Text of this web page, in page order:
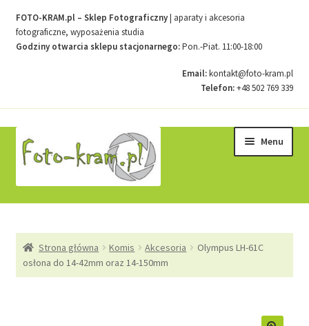
FOTO-KRAM.pl – Sklep Fotograficzny| aparaty i akcesoria
fotograficzne, wyposażenia studia
Godziny otwarcia sklepu stacjonarnego:Pon.-Piat. 11:00-18:00
Email:kontakt@foto-kram.pl
Telefon:+48 502 769 339
do
nawigacji
do
treści
Menu
Kontakt
Strona główna Komis Akcesoria
Olympus LH-61C
osłona do 14-42mm oraz 14-150mm